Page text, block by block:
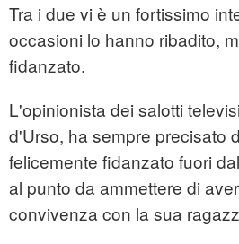
Tra i due vi è un fortissimo
occasioni lo hanno ribadito,
fidanzato.
L'opinionista dei salotti
d'Urso, ha sempre precisato
felicemente fidanzato fuori
al punto da ammettere di
convivenza con la sua